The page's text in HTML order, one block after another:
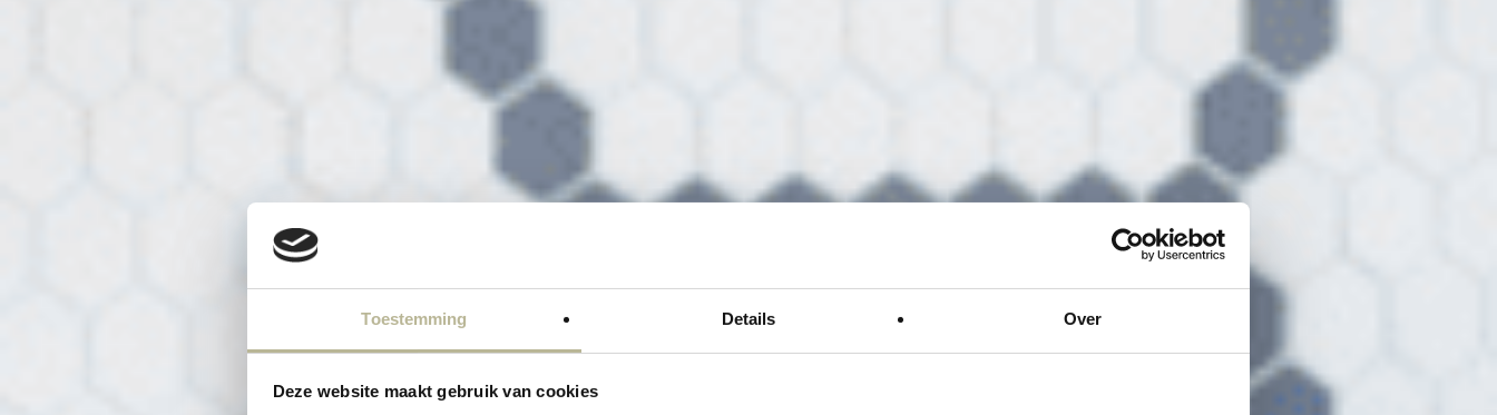
Toestemming Details Over
Deze website maakt gebruik van cookies